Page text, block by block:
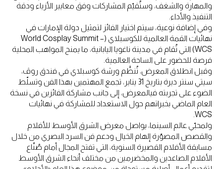
والمهارة والشغف، وستُقيّم المشاركات وفق معايير الأزياء ودقة
التنفيذ والأداء.
وفي إضافة نوعية، سيتم اختيار الفائز لتمثيل دولة الإمارات في
نهائيات القمة العالمية للكوسبلاي (World Cosplay Summit –
WCS) التي تُقام في مدينة ناغويا اليابانية، ما يمنح المواهب المحلية
فرصة للحضور على الساحة العالمية.
وقبل انطلاق المعرض، تُنظَّم ورشة كوسبلاي في فندق روڤ،
سيتي سنتر ديرة بتاريخ 31 يناير، تجمع المهتمين بهذا الفن وتسلّط
الضوء على تجربته فيالمعرض، إلى جانب مشاركة الفائزين في نسخة
العام الماضي بخبراتهم حول الاستعداد للمشاركة في نهائيات
WCS.
ولمحبّي عالم السينما، يواصل معرض الشرق الأوسط للأفلام
والقصص المصوّرة إلهام الخيال ودعم فن السرد البصري من خلال
مسابقة الأفلام القصيرة السنوية، التي تفتح المجال أمام صُنّاع
الأفلام الصاعدين والمخضرمين من مختلف أنحاء الشرق الأوسط